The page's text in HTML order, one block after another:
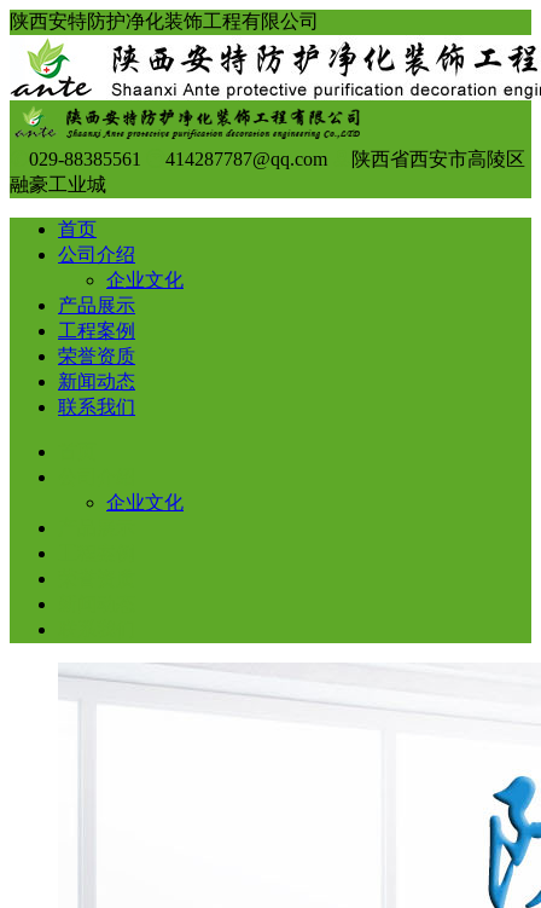
陕西安特防护净化装饰工程有限公司
029-88385561 414287787@qq.com
陕西省西安市高陵区
融豪工业城
首页
公司介绍
企业文化
产品展示
工程案例
荣誉资质
新闻动态
联系我们
企业文化